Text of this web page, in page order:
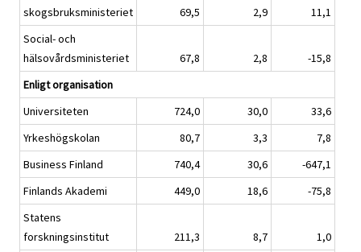
skogsbruksministeriet
69,5 2,9
11,1
Social- och
hälsovårdsministeriet
67,8 2,8
-15,8
Enligt organisation
Universiteten
724,0 30,0
33,6
Yrkeshögskolan
80,7 3,3
7,8
Business Finland
740,4 30,6
-647,1
Finlands Akademi
449,0 18,6
-75,8
Statens
forskningsinstitut
211,3 8,7
1,0